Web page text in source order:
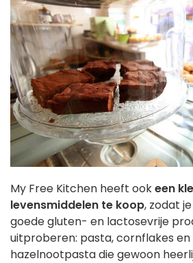
My Free Kitchen heeft ookeen
levensmiddelen te koop, zodat
goede gluten- en lactosevrije
uitproberen: pasta, cornflakes
hazelnootpasta die gewoon